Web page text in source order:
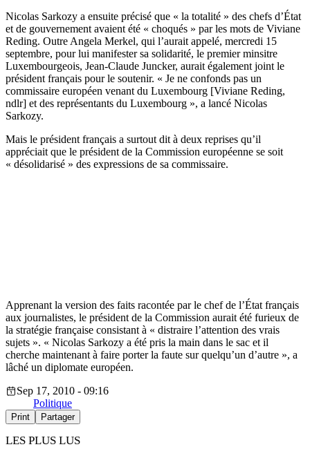
Nicolas Sarkozy a ensuite précisé que « la totalité » des chefs d’État
et de gouvernement avaient été « choqués » par les mots de Viviane
Reding. Outre Angela Merkel, qui l’aurait appelé, mercredi 15
septembre, pour lui manifester sa solidarité, le premier minsitre
Luxembourgeois, Jean-Claude Juncker, aurait également joint le
président français pour le soutenir. « Je ne confonds pas un
commissaire européen venant du Luxembourg [Viviane Reding,
ndlr] et des représentants du Luxembourg », a lancé Nicolas
Sarkozy.
Mais le président français a surtout dit à deux reprises qu’il
appréciait que le président de la Commission européenne se soit
« désolidarisé » des expressions de sa commissaire.
Apprenant la version des faits racontée par le chef de l’État français
aux journalistes, le président de la Commission aurait été furieux de
la stratégie française consistant à « distraire l’attention des vrais
sujets ». « Nicolas Sarkozy a été pris la main dans le sac et il
cherche maintenant à faire porter la faute sur quelqu’un d’autre », a
lâché un diplomate européen.
Sep 17, 2010 - 09:16
Politique
Print Partager
LES PLUS LUS